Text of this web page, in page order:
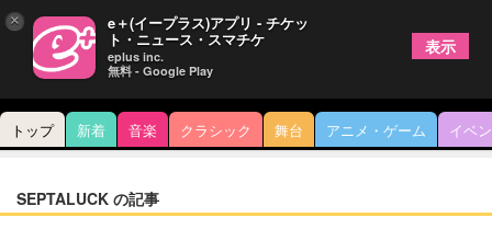
トップ 新着 音楽 クラシック 舞台 アニメ・ゲーム イベ
SEPTALUCK の記事
× e＋(イープラス)アプリ - チケッ
ト・ニュース・スマチケ
eplus inc.
無料 - Google Play
表示